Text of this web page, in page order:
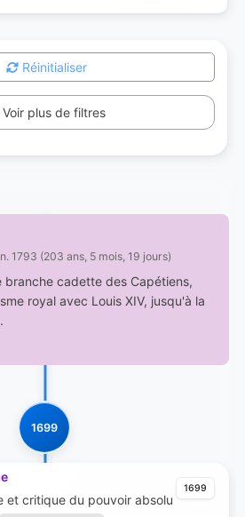
Réinitialiser
Voir plus de filtres
1793 (203 ans, 5 mois, 19 jours)
branche cadette des Capétiens,
royal avec Louis XIV, jusqu'à la
1699
1699
et critique du pouvoir absolu